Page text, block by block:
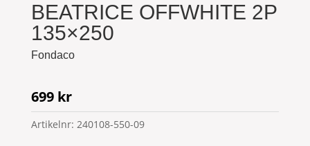
BEATRICE OFFWHITE 2P
135×250
Fondaco
699 kr
Artikelnr: 240108-550-09